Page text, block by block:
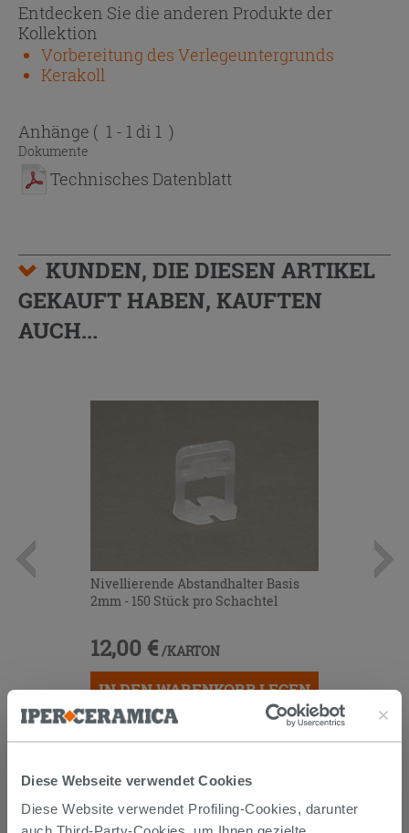
Diese Webseite verwendet Cookies
Diese Website verwendet Profiling-Cookies, darunter
Entdecken Sie die anderen Produkte der
Kollektion
Vorbereitung des Verlegeuntergrunds
Kerakoll
Anhänge ( 1 - 1 di 1 )
Dokumente
Technisches Datenblatt
KUNDEN, DIE DIESEN ARTIKEL
GEKAUFT HABEN, KAUFTEN
AUCH...
Nivellierende Abstandhalter Basis
2mm - 150 Stück pro Schachtel
12,00 € /KARTON
IN DEN WARENKORB LEGEN